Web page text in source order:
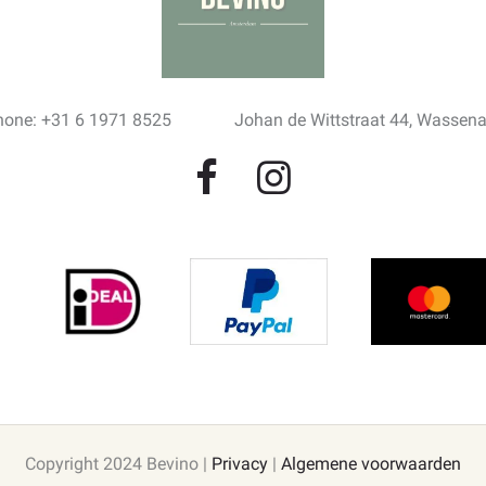
+31 6 1971 8525 Johan de Wittstraat 44,
Copyright 2024 Bevino | Privacy | Algemene voorwaarden